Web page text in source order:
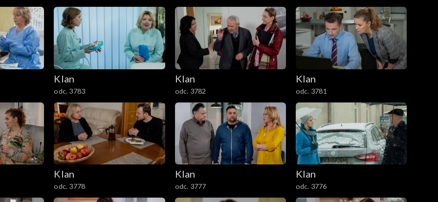
Klan
odc. 3783
Klan
odc. 3782
Klan
odc. 3781
Klan
odc. 3778
Klan
odc. 3777
Klan
odc. 3776